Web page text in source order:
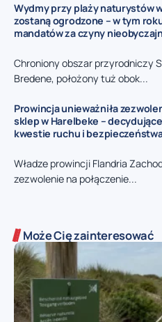
Wydmy przy plaży naturystów
zostaną ogrodzone – w tym
mandatów za czyny
Chroniony obszar przyrodniczy
Bredene, położony tuż obok...
Prowincja unieważniła
sklep w Harelbeke –
kwestie ruchu i
Władze prowincji Flandria
zezwolenie na połączenie...
Może Cię zainteresować